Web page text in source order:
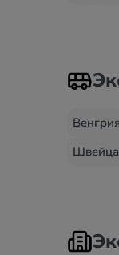
Венгрия